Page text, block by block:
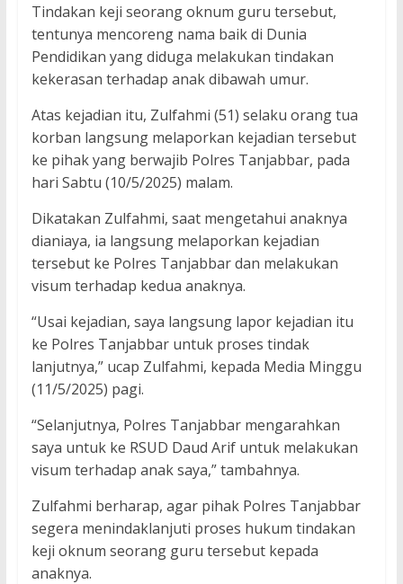
Tindakan keji seorang oknum guru tersebut,
tentunya mencoreng nama baik di Dunia
Pendidikan yang diduga melakukan tindakan
kekerasan terhadap anak dibawah umur.
Atas kejadian itu, Zulfahmi (51) selaku orang tua
korban langsung melaporkan kejadian tersebut
ke pihak yang berwajib Polres Tanjabbar, pada
hari Sabtu (10/5/2025) malam.
Dikatakan Zulfahmi, saat mengetahui anaknya
dianiaya, ia langsung melaporkan kejadian
tersebut ke Polres Tanjabbar dan melakukan
visum terhadap kedua anaknya.
“Usai kejadian, saya langsung lapor kejadian itu
ke Polres Tanjabbar untuk proses tindak
lanjutnya,” ucap Zulfahmi, kepada Media Minggu
(11/5/2025) pagi.
“Selanjutnya, Polres Tanjabbar mengarahkan
saya untuk ke RSUD Daud Arif untuk melakukan
visum terhadap anak saya,” tambahnya.
Zulfahmi berharap, agar pihak Polres Tanjabbar
segera menindaklanjuti proses hukum tindakan
keji oknum seorang guru tersebut kepada
anaknya.